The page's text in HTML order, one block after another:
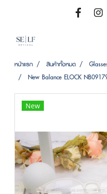
หน้าแรก สินค้าทั้งหมด
New Balance ELOCK
New